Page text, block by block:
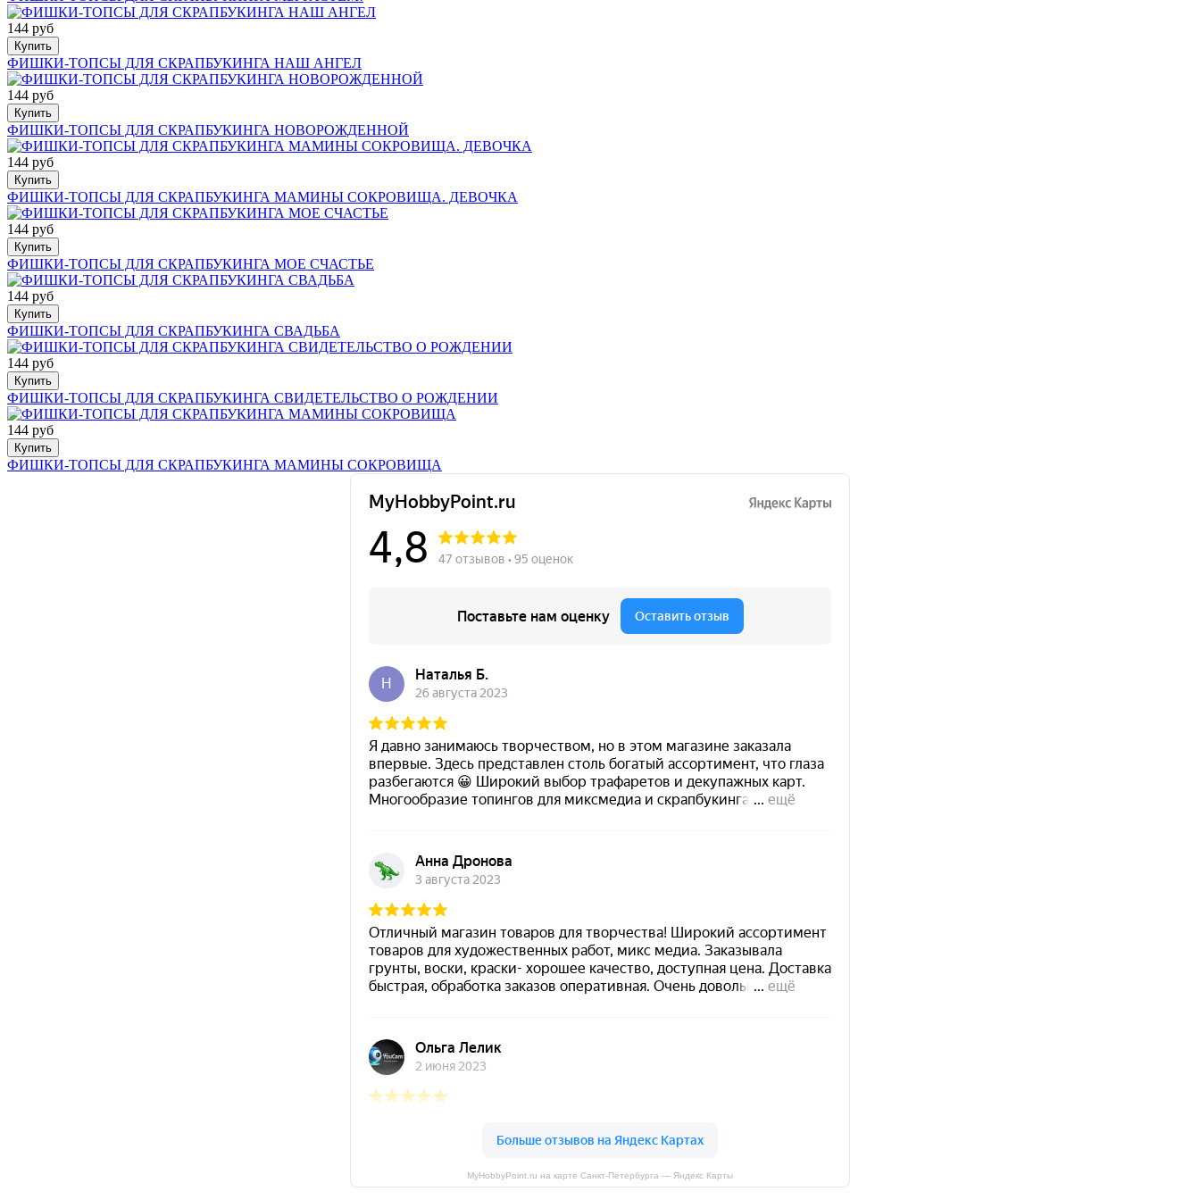
144 руб
Купить
ФИШКИ-ТОПСЫ ДЛЯ СКРАПБУКИНГА НАШ АНГЕЛ
144 руб
Купить
ФИШКИ-ТОПСЫ ДЛЯ СКРАПБУКИНГА НОВОРОЖДЕННОЙ
144 руб
Купить
ФИШКИ-ТОПСЫ ДЛЯ СКРАПБУКИНГА МАМИНЫ СОКРОВИЩА. ДЕВОЧКА
144 руб
Купить
ФИШКИ-ТОПСЫ ДЛЯ СКРАПБУКИНГА МОЕ СЧАСТЬЕ
144 руб
Купить
ФИШКИ-ТОПСЫ ДЛЯ СКРАПБУКИНГА СВАДЬБА
144 руб
Купить
ФИШКИ-ТОПСЫ ДЛЯ СКРАПБУКИНГА СВИДЕТЕЛЬСТВО О РОЖДЕНИИ
144 руб
Купить
ФИШКИ-ТОПСЫ ДЛЯ СКРАПБУКИНГА МАМИНЫ СОКРОВИЩА
MyHobbyPoint.ru на карте Санкт‑Петербурга — Яндекс Карты